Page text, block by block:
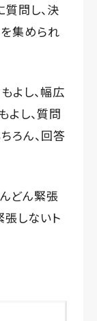
問し、決
集められ
よし、幅広
し、質問
ろん、回答
どん緊張
しないト